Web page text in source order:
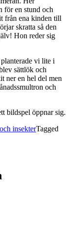
för en stund och
från ena kinden till
skratta så den
Hon reder sig
vi lite i
sättlök och
ner en hel del men
och
bildspel öppnar sig.
insekterTagged